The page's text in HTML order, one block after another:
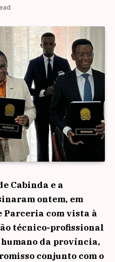
Cabinda e a
ontem, em
Parceria com vista à
técnico-profissional
da província,
conjunto com o